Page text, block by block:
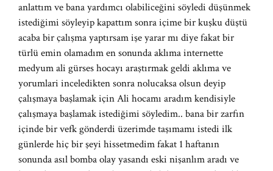
anlattım ve bana yardımcı olabiliceğini söyledi düşünmek
istediğimi söyleyip kapattım sonra içime bir kuşku düştü
acaba bir çalışma yaptırsam işe yarar mı diye fakat bir
türlü emin olamadım en sonunda aklıma internette
medyum ali gürses hocayı araştırmak geldi aklıma ve
yorumlari inceledikten sonra nolucaksa olsun deyip
çalışmaya başlamak için Ali hocamı aradım kendisiyle
çalışmaya başlamak istediğimi söyledim.. bana bir zarfın
içinde bir vefk gönderdi üzerimde taşımamı istedi ilk
günlerde hiç bir şeyi hissetmedim fakat 1 haftanın
sonunda asıl bomba olay yasandı eski nişanlım aradı ve